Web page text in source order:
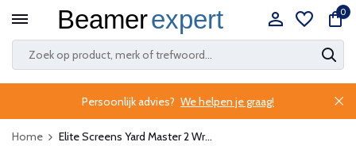
0
Persoonlijk advies? We helpen je graag!
Home Elite Screens Yard Master 2 Wr...